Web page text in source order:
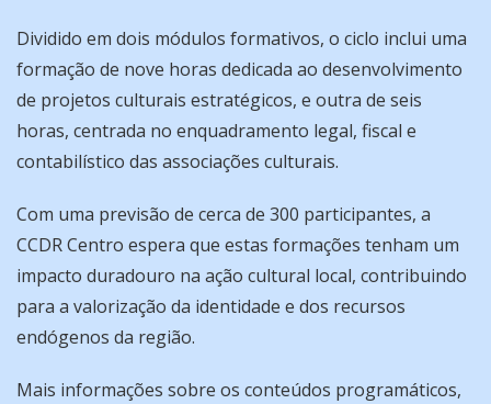
Dividido em dois módulos formativos, o ciclo inclui uma
formação de nove horas dedicada ao desenvolvimento
de projetos culturais estratégicos, e outra de seis
horas, centrada no enquadramento legal, fiscal e
contabilístico das associações culturais.
Com uma previsão de cerca de 300 participantes, a
CCDR Centro espera que estas formações tenham um
impacto duradouro na ação cultural local, contribuindo
para a valorização da identidade e dos recursos
endógenos da região.
Mais informações sobre os conteúdos programáticos,